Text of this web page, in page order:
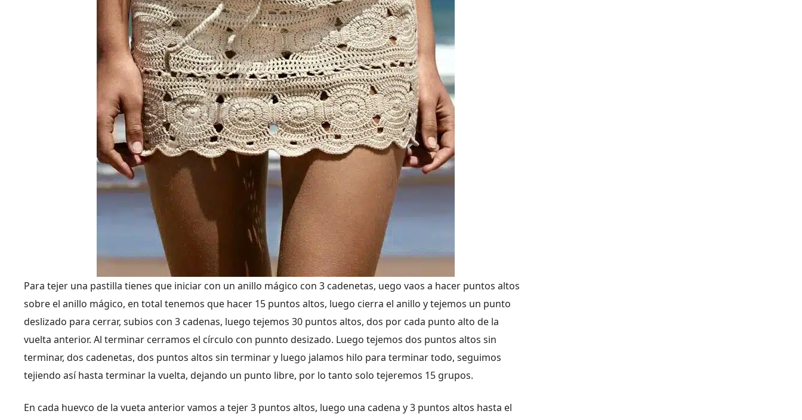
Para tejer una pastilla tienes que iniciar con un anillo mágico con 3 cadenetas, uego vaos a hacer puntos altos
sobre el anillo mágico, en total tenemos que hacer 15 puntos altos, luego cierra el anillo y tejemos un punto
deslizado para cerrar, subios con 3 cadenas, luego tejemos 30 puntos altos, dos por cada punto alto de la
vuelta anterior. Al terminar cerramos el círculo con punnto desizado. Luego tejemos dos puntos altos sin
terminar, dos cadenetas, dos puntos altos sin terminar y luego jalamos hilo para terminar todo, seguimos
tejiendo así hasta terminar la vuelta, dejando un punto libre, por lo tanto solo tejeremos 15 grupos.
En cada huevco de la vueta anterior vamos a tejer 3 puntos altos, luego una cadena y 3 puntos altos hasta el